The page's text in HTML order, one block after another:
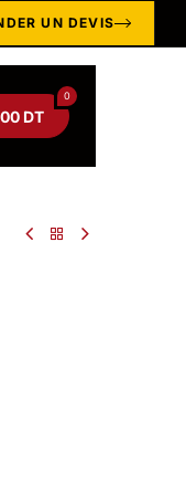
STOCK &
UN DEVIS
0
DT